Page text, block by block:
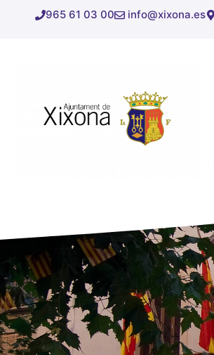
965 61 03 00 info@xixona.es